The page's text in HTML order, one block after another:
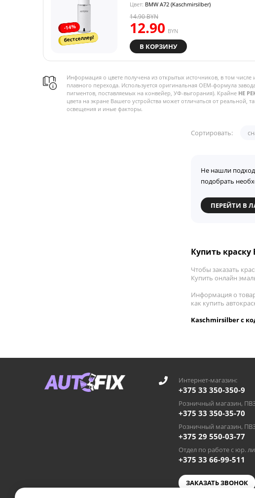
-14%
бестселлер!
Цвет: BMW A72 (Kaschmirsilber)
12.90 BYN
14.90BYN
В КОРЗИНУ
Информация о цвете получена из открытых источников, в том
плавного перехода. Используется оригинальная OEM-формула
пигментов, поставляемых на конвейер, УФ-выгорания). Крайне НЕ
цвета на экране Вашего устройства может отличаться от реальной,
освещения и иные факторы.
Сортировать:
Не нашли
подобрать
ПЕРЕЙТИ В
Купить краску
Чтобы заказать
Купить онлайн
Информация о
как купить
Kaschmirsilber с
Интернет-магазин:
+375 33 350-350-9
Розничный магазин,
+375 33 350-35-70
Розничный магазин,
+375 29 550-03-77
Отдел по работе с юр.
+375 33 66-99-511
ЗАКАЗАТЬ ЗВОНОК